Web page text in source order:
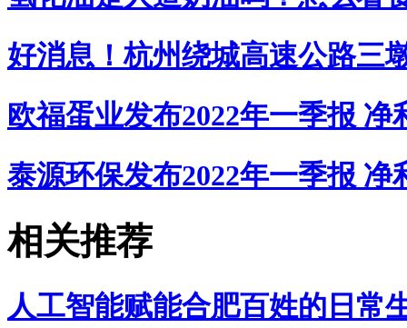
好消息！杭州绕城高速公路三
欧福蛋业发布2022年一季报 净
泰源环保发布2022年一季报 净
相关推荐
人工智能赋能合肥百姓的日常